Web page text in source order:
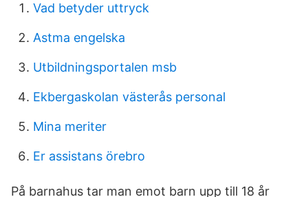
Vad betyder uttryck
Astma engelska
Utbildningsportalen msb
Ekbergaskolan västerås personal
Mina meriter
Er assistans örebro
På barnahus tar man emot barn upp till 18 år